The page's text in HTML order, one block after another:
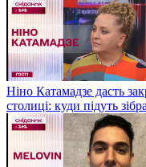
Ніно Катамадзе дасть
столиці: куди підуть